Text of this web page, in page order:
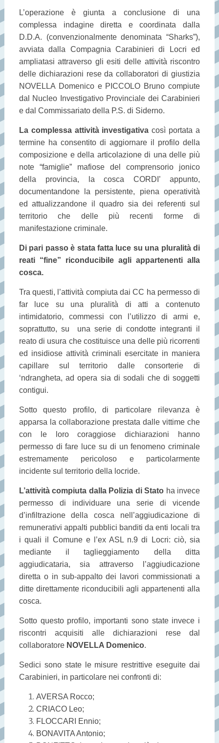
L’operazione è giunta a conclusione di una
complessa indagine diretta e coordinata dalla
D.D.A. (convenzionalmente denominata “Sharks”),
avviata dalla Compagnia Carabinieri di Locri ed
ampliatasi attraverso gli esiti delle attività riscontro
delle dichiarazioni rese da collaboratori di giustizia
NOVELLA Domenico e PICCOLO Bruno compiute
dal Nucleo Investigativo Provinciale dei Carabinieri
e dal Commissariato della P.S. di Siderno.
La complessa attività investigativa così portata a
termine ha consentito di aggiornare il profilo della
composizione e della articolazione di una delle più
note “famiglie” mafiose del comprensorio jonico
della provincia, la cosca CORDI’ appunto,
documentandone la persistente, piena operatività
ed attualizzandone il quadro sia dei referenti sul
territorio che delle più recenti forme di
manifestazione criminale.
Di pari passo è stata fatta luce su una pluralità di
reati “fine” riconducibile agli appartenenti alla
cosca.
Tra questi, l’attività compiuta dai CC ha permesso di
far luce su una pluralità di atti a contenuto
intimidatorio, commessi con l’utilizzo di armi e,
soprattutto, su una serie di condotte integranti il
reato di usura che costituisce una delle più ricorrenti
ed insidiose attività criminali esercitate in maniera
capillare sul territorio dalle consorterie di
‘ndrangheta, ad opera sia di sodali che di soggetti
contigui.
Sotto questo profilo, di particolare rilevanza è
apparsa la collaborazione prestata dalle vittime che
con le loro coraggiose dichiarazioni hanno
permesso di fare luce su di un fenomeno criminale
estremamente pericoloso e particolarmente
incidente sul territorio della locride.
L’attività compiuta dalla Polizia di Stato ha invece
permesso di individuare una serie di vicende
d’infiltrazione della cosca nell’aggiudicazione di
remunerativi appalti pubblici banditi da enti locali tra
i quali il Comune e l’ex ASL n.9 di Locri: ciò, sia
mediante il taglieggiamento della ditta
aggiudicataria, sia attraverso l’aggiudicazione
diretta o in sub-appalto dei lavori commissionati a
ditte direttamente riconducibili agli appartenenti alla
cosca.
Sotto questo profilo, importanti sono state invece i
riscontri acquisiti alle dichiarazioni rese dal
collaboratore NOVELLA Domenico.
Sedici sono state le misure restrittive eseguite dai
Carabinieri, in particolare nei confronti di:
AVERSA Rocco;
CRIACO Leo;
FLOCCARI Ennio;
BONAVITA Antonio;